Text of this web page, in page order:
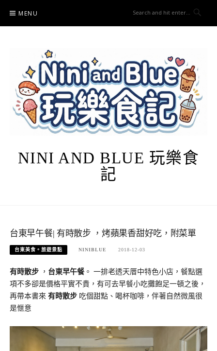
content
MENU
NINI AND BLUE 玩樂食
記
台東早午餐| 有時散步 ，烤蘋果香甜好吃，附菜單
台東美食。旅遊景點 NINIBLUE 2018-12-03
有時散步 ， 台東早午餐。 一排老透天厝中特色小店，餐點選
項不多卻是價格平實不貴，有可去早餐小吃攤飽足一頓之後，
再帶本書來 有時散步 吃個甜點、喝杯咖啡，伴著自然微風很
是愜意